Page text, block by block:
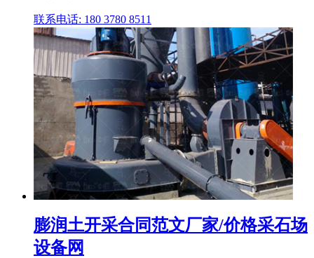
联系电话: 180 3780 8511
膨润土开采合同范文厂家/价格采石场
设备网